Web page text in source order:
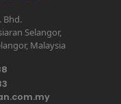
Bhd.
Selangor,
Malaysia